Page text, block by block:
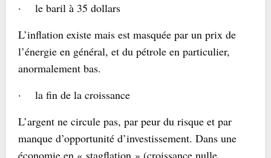
· le baril à 35 dollars
L’inflation existe mais est masquée par un prix de
l’énergie en général, et du pétrole en particulier,
anormalement bas.
· la fin de la croissance
L’argent ne circule pas, par peur du risque et par
manque d’opportunité d’investissement. Dans une